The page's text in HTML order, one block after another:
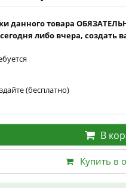
данного товара
либо вчера, создать
(бесплатно)
В
Купить в